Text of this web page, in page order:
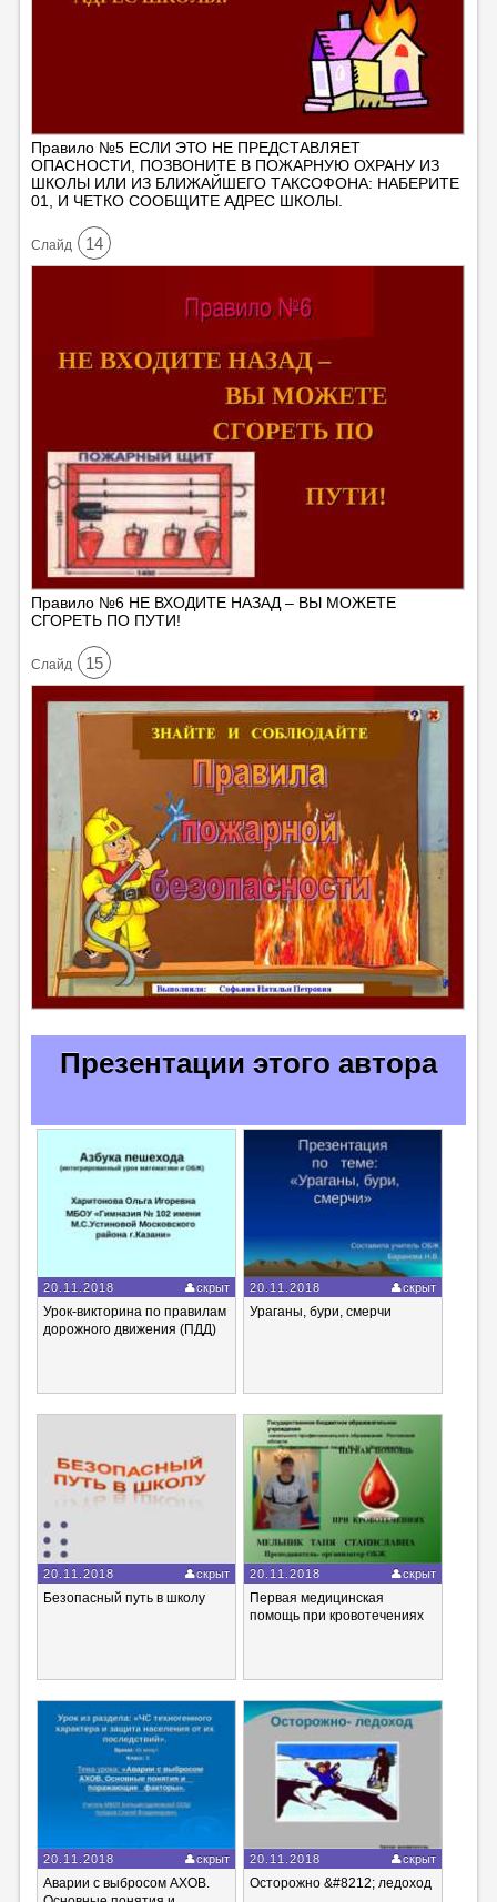
Правило №5 ЕСЛИ ЭТО НЕ ПРЕДСТАВЛЯЕТ
ОПАСНОСТИ, ПОЗВОНИТЕ В ПОЖАРНУЮ ОХРАНУ ИЗ
ШКОЛЫ ИЛИ ИЗ БЛИЖАЙШЕГО ТАКСОФОНА: НАБЕРИТЕ
01, И ЧЕТКО СООБЩИТЕ АДРЕС ШКОЛЫ.
Cлайд 14
Правило №6 НЕ ВХОДИТЕ НАЗАД – ВЫ МОЖЕТЕ
СГОРЕТЬ ПО ПУТИ!
Cлайд 15
Презентации этого автора
20.11.2018 скрыт
Урок-викторина по правилам
дорожного движения (ПДД)
20.11.2018 скрыт
Ураганы, бури, смерчи
20.11.2018 скрыт
Безопасный путь в школу
20.11.2018 скрыт
Первая медицинская
помощь при кровотечениях
20.11.2018 скрыт
Аварии с выбросом АХОВ.
20.11.2018 скрыт
Осторожно &#8212; ледоход